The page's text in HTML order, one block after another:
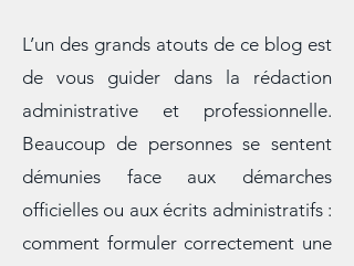
L’un des grands atouts de ce blog est
de vous guider dans la rédaction
administrative et professionnelle.
Beaucoup de personnes se sentent
démunies face aux démarches
officielles ou aux écrits administratifs :